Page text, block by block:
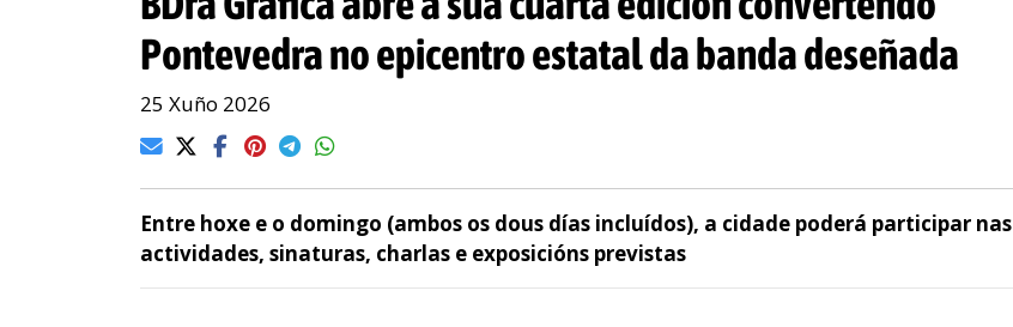
Pontevedra no epicentro estatal da banda deseñada
25 Xuño 2026
Entre hoxe e o domingo (ambos os dous días incluídos), a cidade poderá participar nas
actividades, sinaturas, charlas e exposicións previstas